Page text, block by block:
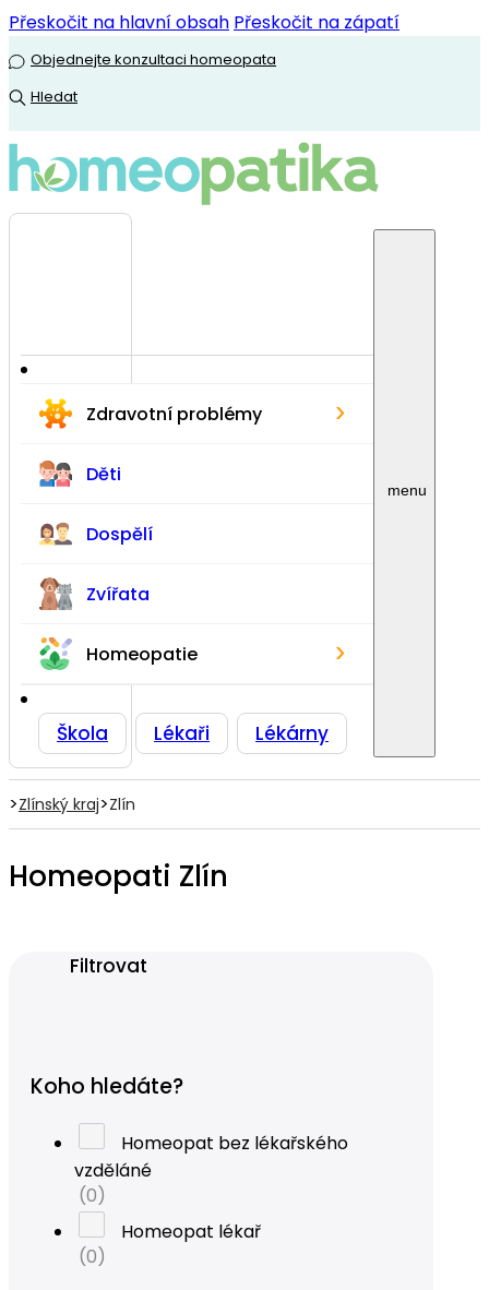
Přeskočit na hlavní obsah Přeskočit na zápatí
Objednejte konzultaci homeopata
Hledat
Zdravotní problémy ›
Děti
Dospělí
Zvířata
Homeopatie ›
Škola Lékaři Lékárny
>Zlínský kraj>Zlín
Homeopati Zlín
Filtrovat
Koho hledáte?
Homeopat bez lékařského
vzděláné
(0)
Homeopat lékař
(0)